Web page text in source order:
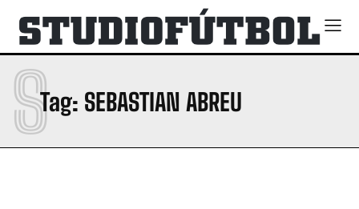
Tag: SEBASTIAN ABREU
S